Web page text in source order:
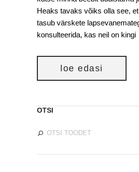
Heaks tavaks võiks olla see,
tasub värskete
konsulteerida, kas neil on kingi
loe edasi
OTSI